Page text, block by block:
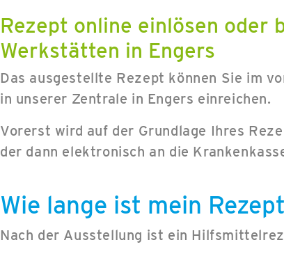
Rezept online einlösen oder
Werkstätten in Engers
Das ausgestellte Rezept können Sie im
in unserer Zentrale in Engers einreichen.
Vorerst wird auf der Grundlage Ihres
der dann elektronisch an die
Wie lange ist mein
Nach der Ausstellung ist ein